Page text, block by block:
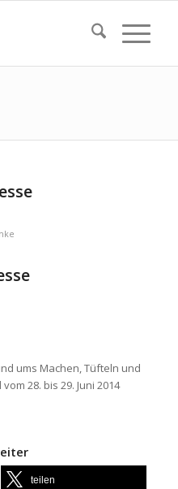
ums Machen, Tüfteln und
28. bis 29. Juni 2014
teilen